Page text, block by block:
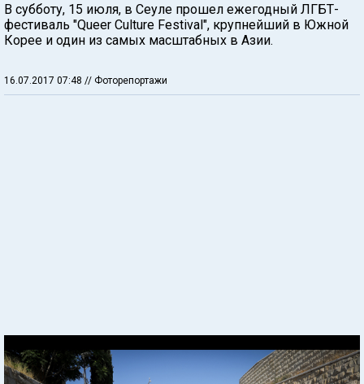
В субботу, 15 июля, в Сеуле прошел ежегодный ЛГБТ-
фестиваль "Queer Culture Festival", крупнейший в Южной
Корее и один из самых масштабных в Азии.
16.07.2017 07:48 // Фоторепортажи